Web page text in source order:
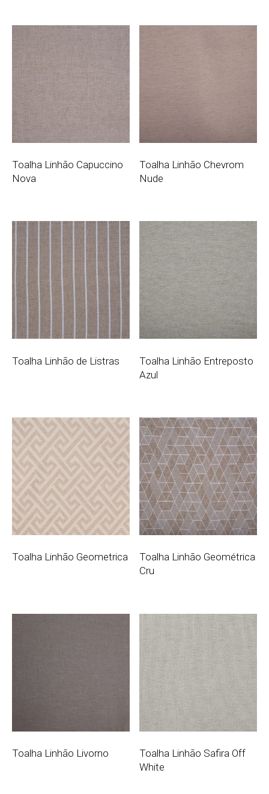
Toalha Linhão Capuccino
Nova
Toalha Linhão Chevrom
Nude
Toalha Linhão de Listras
Toalha Linhão Entreposto
Azul
Toalha Linhão Geometrica
Toalha Linhão Geométrica
Cru
Toalha Linhão Livorno
Toalha Linhão Safira Off
White